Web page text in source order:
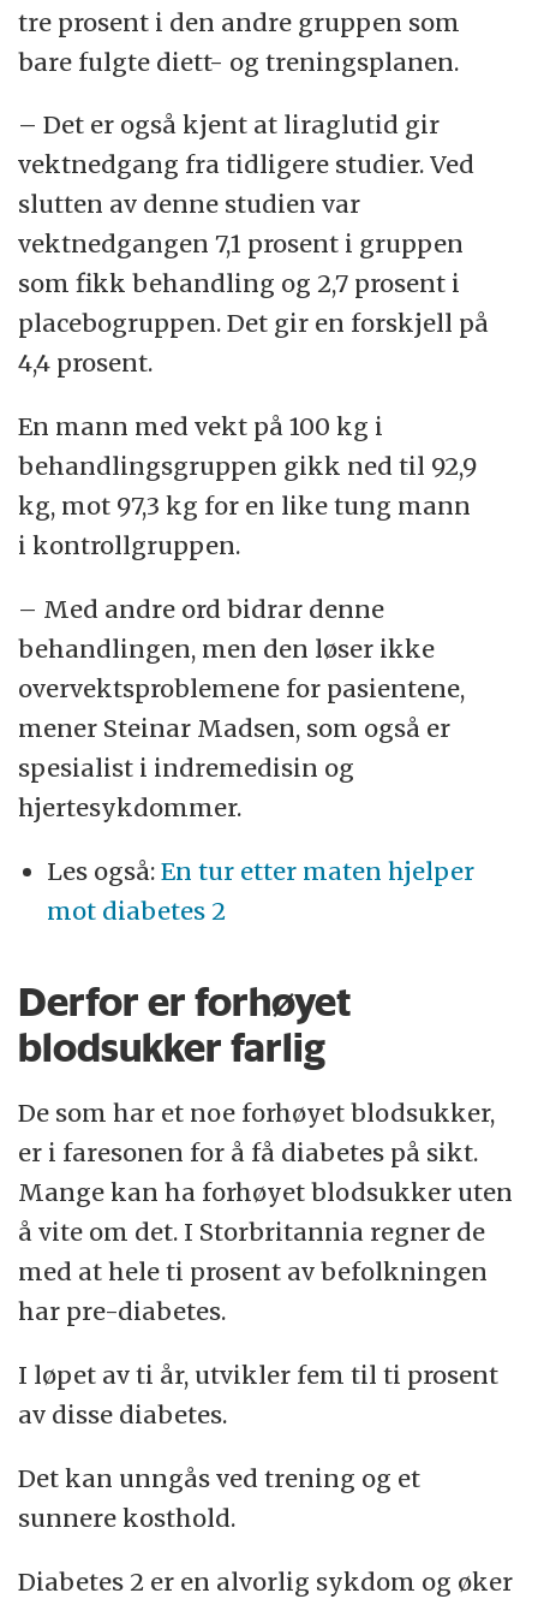
tre prosent i den andre gruppen som
bare fulgte diett- og treningsplanen.
– Det er også kjent at liraglutid gir
vektnedgang fra tidligere studier. Ved
slutten av denne studien var
vektnedgangen 7,1 prosent i gruppen
som fikk behandling og 2,7 prosent i
placebogruppen. Det gir en forskjell på
4,4 prosent.
En mann med vekt på 100 kg i
behandlingsgruppen gikk ned til 92,9
kg, mot 97,3 kg for en like tung mann
i kontrollgruppen.
– Med andre ord bidrar denne
behandlingen, men den løser ikke
overvektsproblemene for pasientene,
mener Steinar Madsen, som også er
spesialist i indremedisin og
hjertesykdommer.
Les også:En tur etter maten hjelper
mot diabetes 2
Derfor er forhøyet
blodsukker farlig
De som har et noe forhøyet blodsukker,
er i faresonen for å få diabetes på sikt.
Mange kan ha forhøyet blodsukker uten
å vite om det. I Storbritannia regner de
med at hele ti prosent av befolkningen
har pre-diabetes.
I løpet av ti år, utvikler fem til ti prosent
av disse diabetes.
Det kan unngås ved trening og et
sunnere kosthold.
Diabetes 2 er en alvorlig sykdom og øker